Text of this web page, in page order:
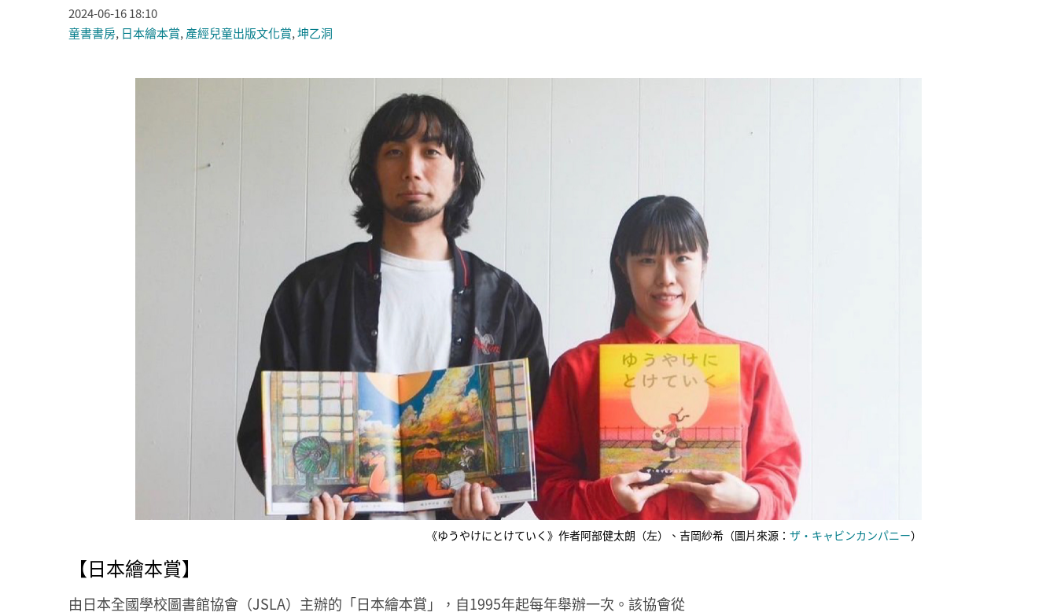
2024-06-16 18:10
童書書房, 日本繪本賞, 產經兒童出版文化賞,坤乙洞
《ゆうやけにとけていく》作者阿部健太朗（左）、吉岡紗希（圖片來源： ザ・キャビンカンパニー）
【日本繪本賞】
由日本全國學校圖書館協會（JSLA）主辦的「日本繪本賞」，自1995年起每年舉辦一次。該協會從